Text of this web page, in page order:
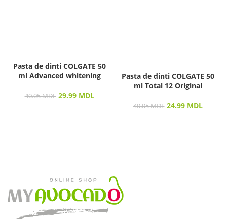
Pasta de dinti COLGATE 50
ml Advanced whitening
40.05MDL 29.99 MDL
Pasta de dinti COLGATE 50
ml Total 12 Original
40.05MDL 24.99 MDL